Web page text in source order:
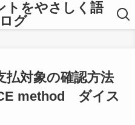
トをやさしく語
グ
払対象の確認方法
method ダイス